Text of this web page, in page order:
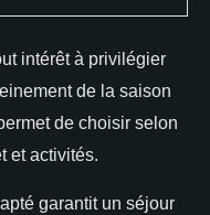
intérêt à privilégier
de la saison
de choisir selon
et activités.
garantit un séjour